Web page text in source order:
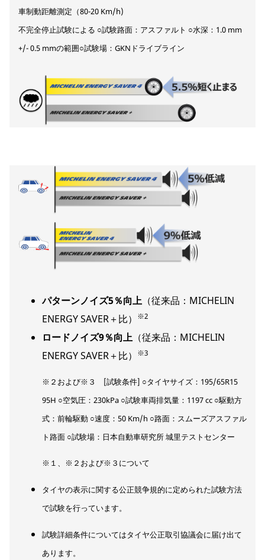
車制動距離測定（80-20 Km/h)
不完全停止試験による ○試験路面：アスファルト ○水深：1.0 mm
+/- 0.5 mmの範囲○試験場：GKNドライブライン
パターンノイズ5％向上 （従来品：MICHELIN
ENERGY SAVER＋比）
※2
ロードノイズ9％向上 （従来品：MICHELIN
ENERGY SAVER＋比）
※3
※２および※３ [試験条件] ○タイヤサイズ：195/65R15
95H ○空気圧：230kPa ○試験車両排気量：1197 cc ○駆動方
式：前輪駆動 ○速度：50 Km/h ○路面：スムーズアスファル
ト路面 ○試験場：日本自動車研究所 城里テストセンター
※１、※２および※３について
タイヤの表示に関する公正競争規的に定められた試験方法
で試験を行っています。
試験詳細条件についてはタイヤ公正取引協議会に届け出て
あります。